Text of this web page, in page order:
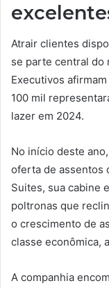
Atrair clientes
se parte central do
Executivos
100 mil
lazer em 2024.
No início deste
oferta de assentos
Suites, sua cabine
poltronas que
o crescimento de
classe econômica,
A companhia